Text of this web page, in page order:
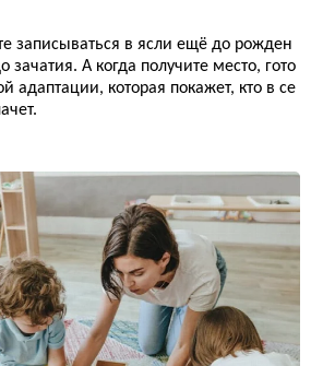
записываться в ясли ещё до рожден
А когда получите место, гото
адаптации, которая покажет, кто в се